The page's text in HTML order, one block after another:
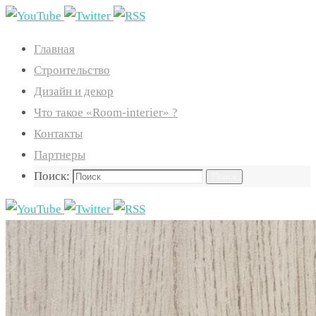
Главная
Строительство
Дизайн и декор
Что такое «Room-interier» ?
Контакты
Партнеры
Поиск: